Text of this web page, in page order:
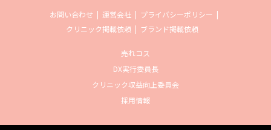
お問い合わせ 運営会社
プライバシーポリシー
クリニック掲載依頼
ブランド掲載依頼
売れコス
DX実行委員長
クリニック収益向上委員会
採用情報